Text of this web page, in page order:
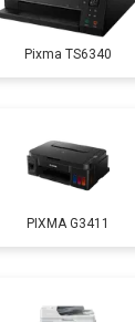
Pixma TS6340
PIXMA G3411